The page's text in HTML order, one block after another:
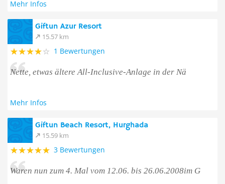
Mehr Infos
Giftun Azur Resort
15.57 km
1 Bewertungen
Nette, etwas ältere All-Inclusive-Anlage in der Nä
Mehr Infos
Giftun Beach Resort, Hurghada
15.59 km
3 Bewertungen
Waren nun zum 4. Mal vom 12.06. bis 26.06.2008im G